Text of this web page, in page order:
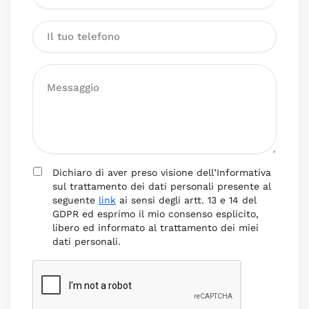
Dichiaro di aver preso visione dell’Informativa
sul trattamento dei dati personali presente al
seguente link ai sensi degli artt. 13 e 14 del
GDPR ed esprimo il mio consenso esplicito,
libero ed informato al trattamento dei miei
dati personali.